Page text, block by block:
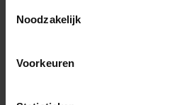
Noodzakelijk
Voorkeuren